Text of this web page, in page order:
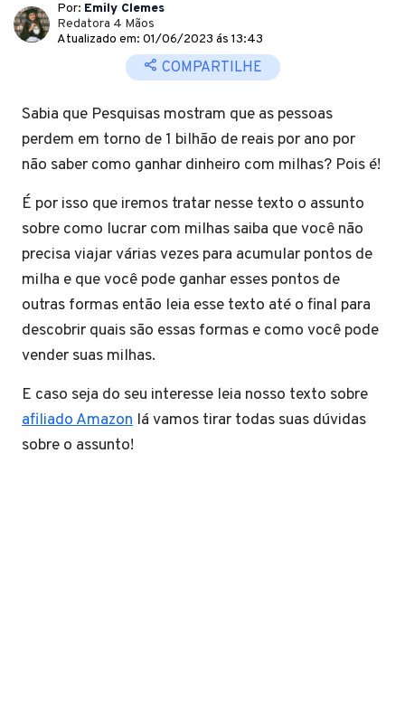
Por: Emily Clemes
Redatora 4 Mãos
Atualizado em: 01/06/2023 ás 13:43
COMPARTILHE
Sabia que Pesquisas mostram que as pessoas
perdem em torno de 1 bilhão de reais por ano por
não saber como ganhar dinheiro com milhas? Pois é!
É por isso que iremos tratar nesse texto o assunto
sobre como lucrar com milhas saiba que você não
precisa viajar várias vezes para acumular pontos de
milha e que você pode ganhar esses pontos de
outras formas então leia esse texto até o final para
descobrir quais são essas formas e como você pode
vender suas milhas.
E caso seja do seu interesse leia nosso texto sobre
afiliado Amazon lá vamos tirar todas suas dúvidas
sobre o assunto!